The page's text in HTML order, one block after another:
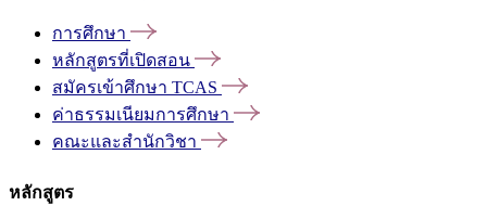
การศึกษา
หลักสูตรที่เปิดสอน
สมัครเข้าศึกษา TCAS
ค่าธรรมเนียมการศึกษา
คณะและสำนักวิชา
หลักสูตร